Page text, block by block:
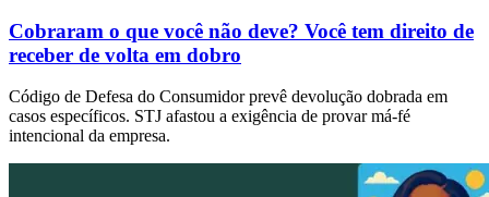
Cobraram o que você não deve? Você tem direito de
receber de volta em dobro
Código de Defesa do Consumidor prevê devolução dobrada em
casos específicos. STJ afastou a exigência de provar má-fé
intencional da empresa.